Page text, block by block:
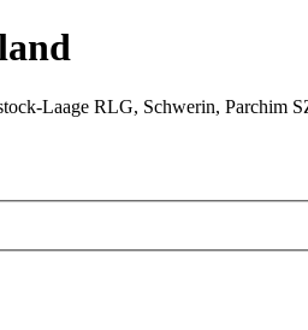
Laage RLG, Schwerin,